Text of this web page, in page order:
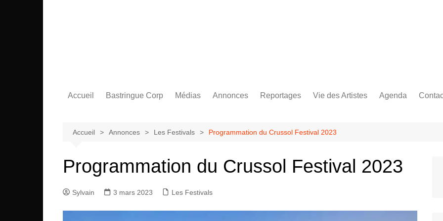
Accueil Bastringue Corp Médias
Albums / EP
Annonces
Les Concerts
Reportages
Photographies
Vie des Artistes
Nécro
Agenda
Accueil Annonces Les Festivals Programmation du Crussol Festival 2023
Programmation du Crussol Festival 2023
Sylvain 3 mars 2023 Les Festivals